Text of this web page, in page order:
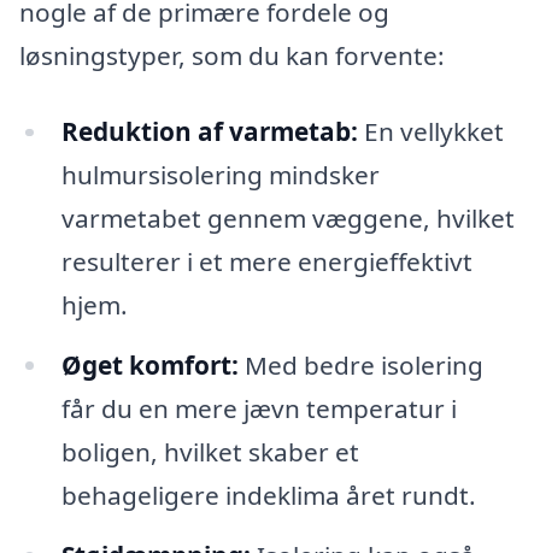
nogle af de primære fordele og
løsningstyper, som du kan forvente:
Reduktion af varmetab: En vellykket
hulmursisolering mindsker
varmetabet gennem væggene, hvilket
resulterer i et mere energieffektivt
hjem.
Øget komfort: Med bedre isolering
får du en mere jævn temperatur i
boligen, hvilket skaber et
behageligere indeklima året rundt.